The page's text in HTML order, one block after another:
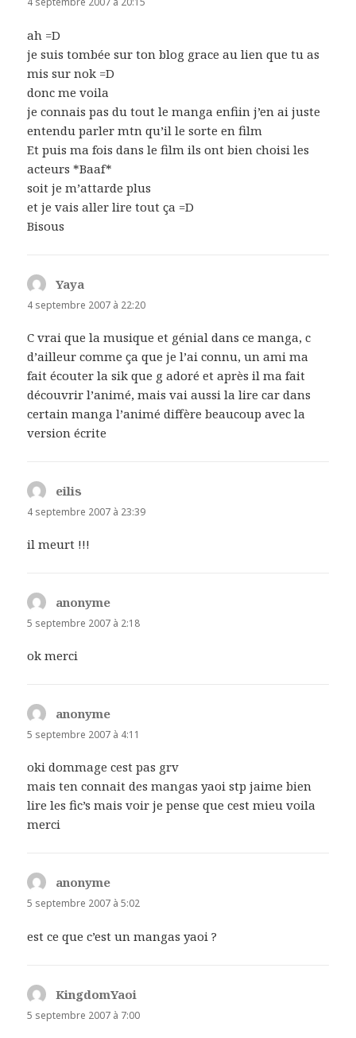
ah =D
je suis tombée sur ton blog grace au lien que tu as
mis sur nok =D
donc me voila
je connais pas du tout le manga enfiin j’en ai juste
entendu parler mtn qu’il le sorte en film
Et puis ma fois dans le film ils ont bien choisi les
acteurs *Baaf*
soit je m’attarde plus
et je vais aller lire tout ça =D
Bisous
Yaya
4 septembre 2007 à 22:20
C vrai que la musique et génial dans ce manga, c
d’ailleur comme ça que je l’ai connu, un ami ma
fait écouter la sik que g adoré et après il ma fait
découvrir l’animé, mais vai aussi la lire car dans
certain manga l’animé diffère beaucoup avec la
version écrite
eilis
4 septembre 2007 à 23:39
il meurt !!!
anonyme
5 septembre 2007 à 2:18
ok merci
anonyme
5 septembre 2007 à 4:11
oki dommage cest pas grv
mais ten connait des mangas yaoi stp jaime bien
lire les fic’s mais voir je pense que cest mieu voila
merci
anonyme
5 septembre 2007 à 5:02
est ce que c’est un mangas yaoi ?
KingdomYaoi
5 septembre 2007 à 7:00